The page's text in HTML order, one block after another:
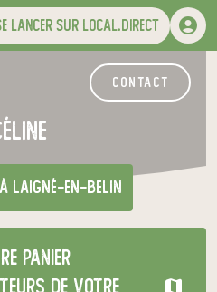
lancer sur local.direct
contact
à Laigné-en-Belin
panier
de votre